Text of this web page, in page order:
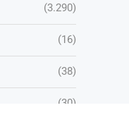
(3.290)
(16)
(38)
(30)